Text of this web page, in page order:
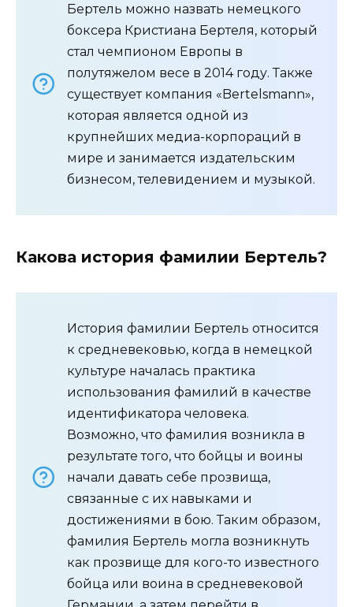
Бертель можно назвать немецкого
боксера Кристиана Бертеля, который
стал чемпионом Европы в
полутяжелом весе в 2014 году. Также
существует компания «Bertelsmann»,
которая является одной из
крупнейших медиа-корпораций в
мире и занимается издательским
бизнесом, телевидением и музыкой.
Какова история фамилии Бертель?
История фамилии Бертель относится
к средневековью, когда в немецкой
культуре началась практика
использования фамилий в качестве
идентификатора человека.
Возможно, что фамилия возникла в
результате того, что бойцы и воины
начали давать себе прозвища,
связанные с их навыками и
достижениями в бою. Таким образом,
фамилия Бертель могла возникнуть
как прозвище для кого-то известного
бойца или воина в средневековой